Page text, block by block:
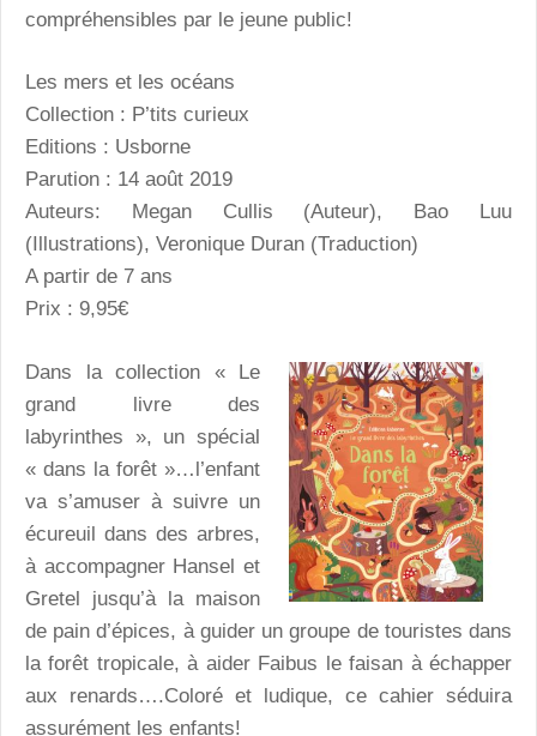
compréhensibles par le jeune public!
Les mers et les océans
Collection : P’tits curieux
Editions : Usborne
Parution : 14 août 2019
Auteurs: Megan Cullis (Auteur), Bao Luu
(Illustrations), Veronique Duran (Traduction)
A partir de 7 ans
Prix : 9,95€
Dans la collection « Le
grand livre des
labyrinthes », un spécial
« dans la forêt »…l’enfant
va s’amuser à suivre un
écureuil dans des arbres,
à accompagner Hansel et
Gretel jusqu’à la maison
de pain d’épices, à guider un groupe de touristes dans
la forêt tropicale, à aider Faibus le faisan à échapper
aux renards….Coloré et ludique, ce cahier séduira
assurément les enfants!